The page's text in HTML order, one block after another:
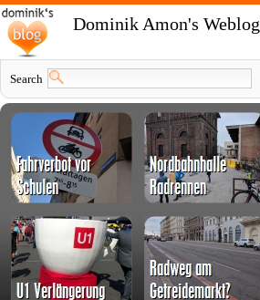
Dominik Amon's Weblog
Search